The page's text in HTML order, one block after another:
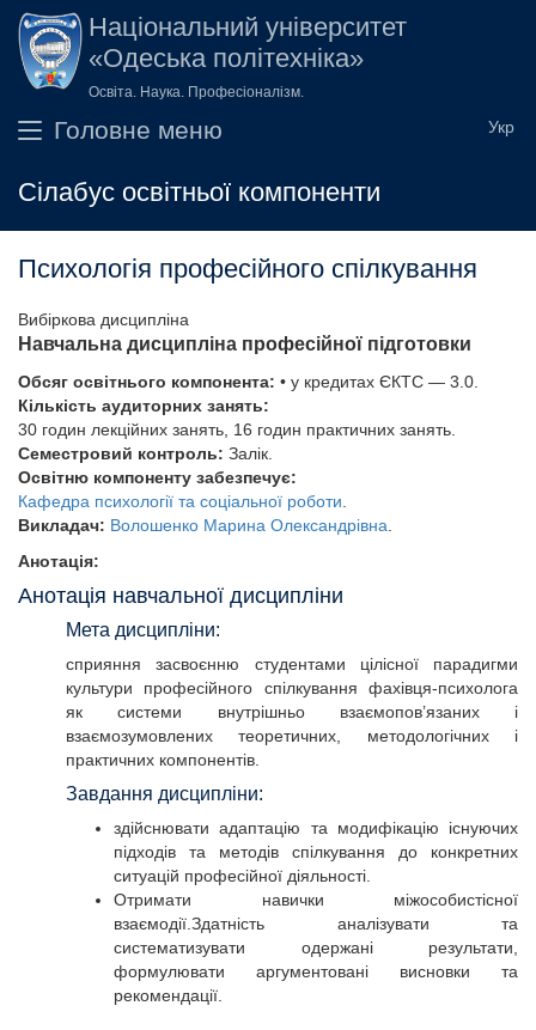
Перейти до основного вмісту
Національний університет
«Одеська політехніка»
Освіта. Наука. Професіоналізм.
Головне меню
Сілабус освітньої компоненти
Психологія професійного спілкування
Вибіркова дисципліна
Навчальна дисципліна професійної підготовки
Обсяг освітнього компонента: • у кредитах ЄКТС — 3.0.
Кількість аудиторних занять:
30 годин лекційних занять, 16 годин практичних занять.
Семестровий контроль: Залік.
Освітню компоненту забезпечує:
Кафедра психології та соціальної роботи
Викладач: Волошенко Марина Олександрівна
Анотація:
Анотація навчальної дисципліни
Мета дисципліни:
сприяння засвоєнню студентами цілісної парадигми
культури професійного спілкування фахівця-психолога
як системи внутрішньо взаємопов’язаних і
взаємозумовлених теоретичних, методологічних і
практичних компонентів.
Завдання дисципліни:
здійснювати адаптацію та модифікацію існуючих
підходів та методів спілкування до конкретних
ситуацій професійної діяльності.
Отримати навички міжособистісної
взаємодії.Здатність аналізувати та
систематизувати одержані результати,
формулювати аргументовані висновки та
рекомендації.